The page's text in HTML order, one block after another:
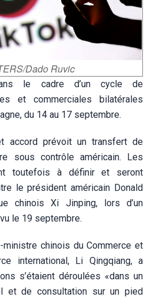
Dado Ruvic
le cadre d’un cycle de
et commerciales bilatérales
du 14 au 17 septembre.
accord prévoit un transfert de
sous contrôle américain. Les
toutefois à définir et seront
le président américain Donald
chinois Xi Jinping, lors d’un
le 19 septembre.
chinois du Commerce et
international, Li Qingqiang, a
s’étaient déroulées «dans un
et de consultation sur un pied